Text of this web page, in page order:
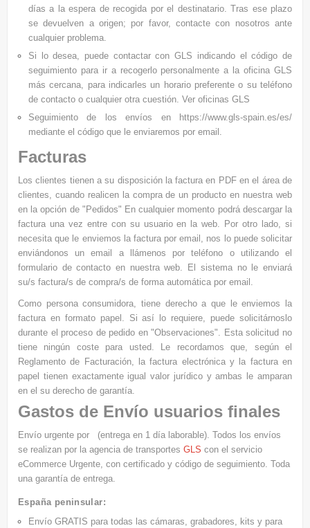
días a la espera de recogida por el destinatario. Tras ese plazo
se devuelven a origen; por favor, contacte con nosotros ante
cualquier problema.
Si lo desea, puede contactar conGLS indicando el código de
seguimiento para ir a recogerlo personalmente a la oficina GLS
más cercana, para indicarles un horario preferente o su teléfono
de contacto o cualquier otra cuestión. Ver oficinas GLS
Seguimiento de los envíos en
https://www.gls-spain.es/es/
mediante el código que le enviaremos por email.
Facturas
Los clientes tienen a su disposición la factura en PDF en el área de
clientes, cuando realicen la compra de un producto en nuestra web
en la opción de "Pedidos" En cualquier momento podrá descargar la
factura una vez entre con su usuario en la web. Por otro lado, si
necesita que le enviemos la factura por email, nos lo puede solicitar
enviándonos un email a llámenos por teléfono o utilizando el
formulario de contacto en nuestra web. El sistema no le enviará
su/s factura/s de compra/s de forma automática por email.
Como persona consumidora, tiene derecho a que le enviemos la
factura en formato papel. Si así lo requiere, puede solicitárnoslo
durante el proceso de pedido en "Observaciones". Esta solicitud no
tiene ningún coste para usted. Le recordamos que, según el
Reglamento de Facturación, la factura electrónica y la factura en
papel tienen exactamente igual valor jurídico y ambas le amparan
en el su derecho de garantía.
Gastos de Envío usuarios finales
Envío urgente por
(entrega en 1 día laborable). Todos los envíos
se realizan por la agencia de transportes GLS con el servicio
eCommerce Urgente, con certificado y código de seguimiento. Toda
una garantía de entrega.
España peninsular:
Envío GRATIS para todas las cámaras, grabadores, kits y para